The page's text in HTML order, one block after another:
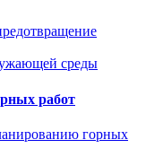
среды
работ
горных